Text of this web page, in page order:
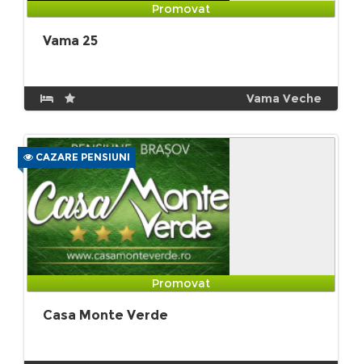
Promovat
Vama 25
Vama Veche
CAZARE PENSIUNI
Promovat
Casa Monte Verde